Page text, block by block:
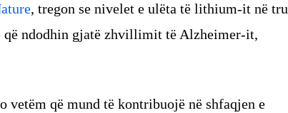
, tregon se nivelet e ulëta të lithium-it në tru
që ndodhin gjatë zhvillimit të Alzheimer-it,
vetëm që mund të kontribuojë në shfaqjen e